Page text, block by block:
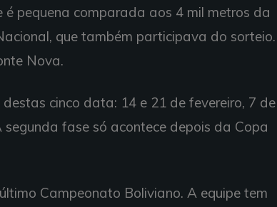
pequena comparada aos 4 mil metros da
que também participava do sorteio.
Nova.
cinco data: 14 e 21 de fevereiro, 7 de
fase só acontece depois da Copa
Campeonato Boliviano. A equipe tem